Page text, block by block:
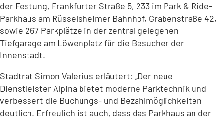
der Festung, Frankfurter Straße 5, 233 im Park & Ride-
Parkhaus am Rüsselsheimer Bahnhof, Grabenstraße 42,
sowie 267 Parkplätze in der zentral gelegenen
Tiefgarage am Löwenplatz für die Besucher der
Innenstadt.
Stadtrat Simon Valerius erläutert: „Der neue
Dienstleister Alpina bietet moderne Parktechnik und
verbessert die Buchungs- und Bezahlmöglichkeiten
deutlich. Erfreulich ist auch, dass das Parkhaus an der